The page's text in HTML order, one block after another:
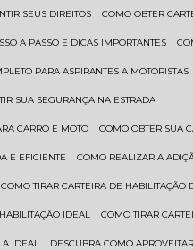
SEUS DIREITOS COMO OBTER
A PASSO E DICAS IMPORTANTES
PARA ASPIRANTES A MOTORISTAS
SUA SEGURANÇA NA ESTRADA
CARRO E MOTO COMO OBTER SUA
E EFICIENTE COMO REALIZAR A
COMO TIRAR CARTEIRA DE HABILITAÇÃO
IDEAL COMO TIRAR
A IDEAL DESCUBRA COMO